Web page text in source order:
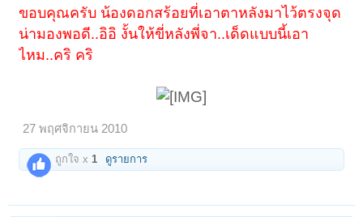
ขอบคุณครับ น้องดอกสร้อยที่เอาตาหลังมาไว้ตรงจุด
น่ามองพอดี..อิอิ งั้นให้ขี่หลังพี่จา..เด็ดแบบนี้เอา
ไหม..คริ คริ
27 พฤศจิกายน 2010
ถูกใจ x 1 ดูรายการ